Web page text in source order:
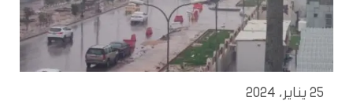
25 يناير، 2024